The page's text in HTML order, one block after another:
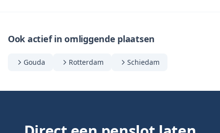
Ook actief in omliggende plaatsen
Gouda Rotterdam Schiedam